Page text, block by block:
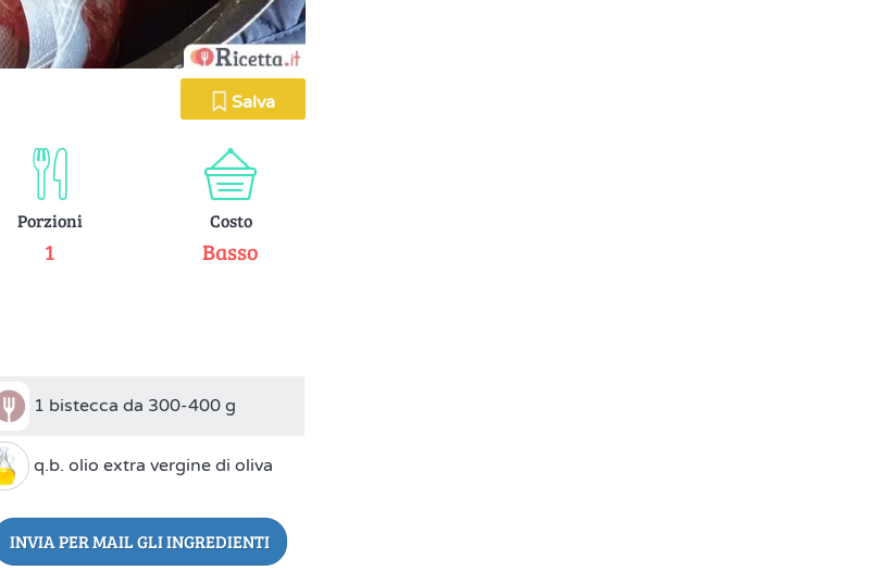
Salva
Porzioni
1
Costo
Basso
1 bistecca da 300-400 g
q.b. olio extra vergine di oliva
INVIA PER MAIL GLI INGREDIENTI